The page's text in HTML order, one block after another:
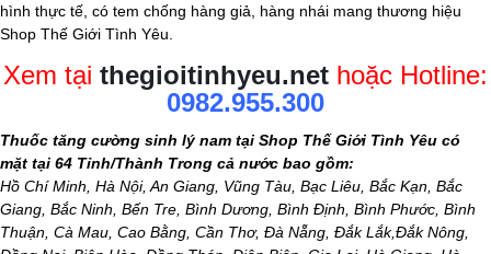
hình thực tế, có tem chống hàng giả, hàng nhái mang thương hiệu
Shop Thế Giới Tình Yêu.
Xem tại thegioitinhyeu.net hoặc Hotline:
0982.955.300
Thuốc tăng cường sinh lý nam tại Shop Thế Giới Tình Yêu có
mặt tại 64 Tỉnh/Thành Trong cả nước bao gồm:
Hồ Chí Minh, Hà Nội, An Giang, Vũng Tàu, Bạc Liêu, Bắc Kạn, Bắc
Giang, Bắc Ninh, Bến Tre, Bình Dương, Bình Định, Bình Phước, Bình
Thuận, Cà Mau, Cao Bằng, Cần Thơ, Đà Nẵng, Đắk Lắk,Đắk Nông,